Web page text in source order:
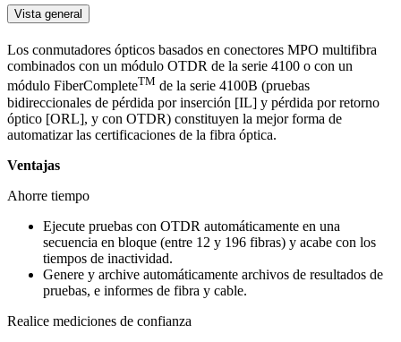
Vista general
Los conmutadores ópticos basados en conectores MPO multifibra
combinados con un módulo OTDR de la serie 4100 o con un
módulo FiberCompleteTM de la serie 4100B (pruebas
bidireccionales de pérdida por inserción [IL] y pérdida por retorno
óptico [ORL], y con OTDR) constituyen la mejor forma de
automatizar las certificaciones de la fibra óptica.
Ventajas
Ahorre tiempo
Ejecute pruebas con OTDR automáticamente en una
secuencia en bloque (entre 12 y 196 fibras) y acabe con los
tiempos de inactividad.
Genere y archive automáticamente archivos de resultados de
pruebas, e informes de fibra y cable.
Realice mediciones de confianza